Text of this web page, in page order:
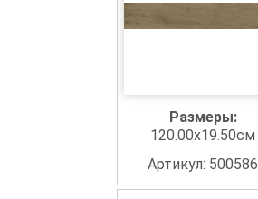
Размеры:
120.00x19.50см
Артикул: 500586